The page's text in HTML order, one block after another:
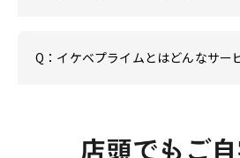
Q：イケベプライムとはどんなサー